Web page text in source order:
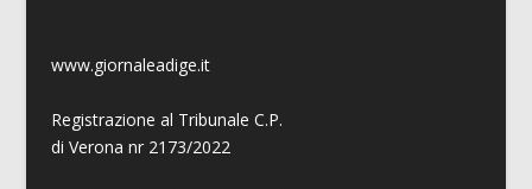
www.giornaleadige.it
Registrazione al Tribunale C.P.
di Verona nr 2173/2022